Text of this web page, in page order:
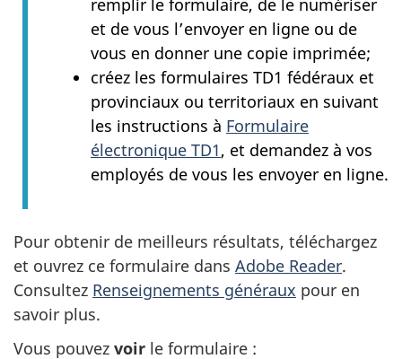
et de vous l’envoyer en ligne ou de
vous en donner une copie imprimée;
créez les formulaires TD1 fédéraux et
provinciaux ou territoriaux en suivant
les instructions à Formulaire
électronique TD1, et demandez à vos
employés de vous les envoyer en ligne.
Pour obtenir de meilleurs résultats, téléchargez
et ouvrez ce formulaire dans Adobe Reader.
Consultez Renseignements généraux pour en
savoir plus.
Vous pouvez voir le formulaire :